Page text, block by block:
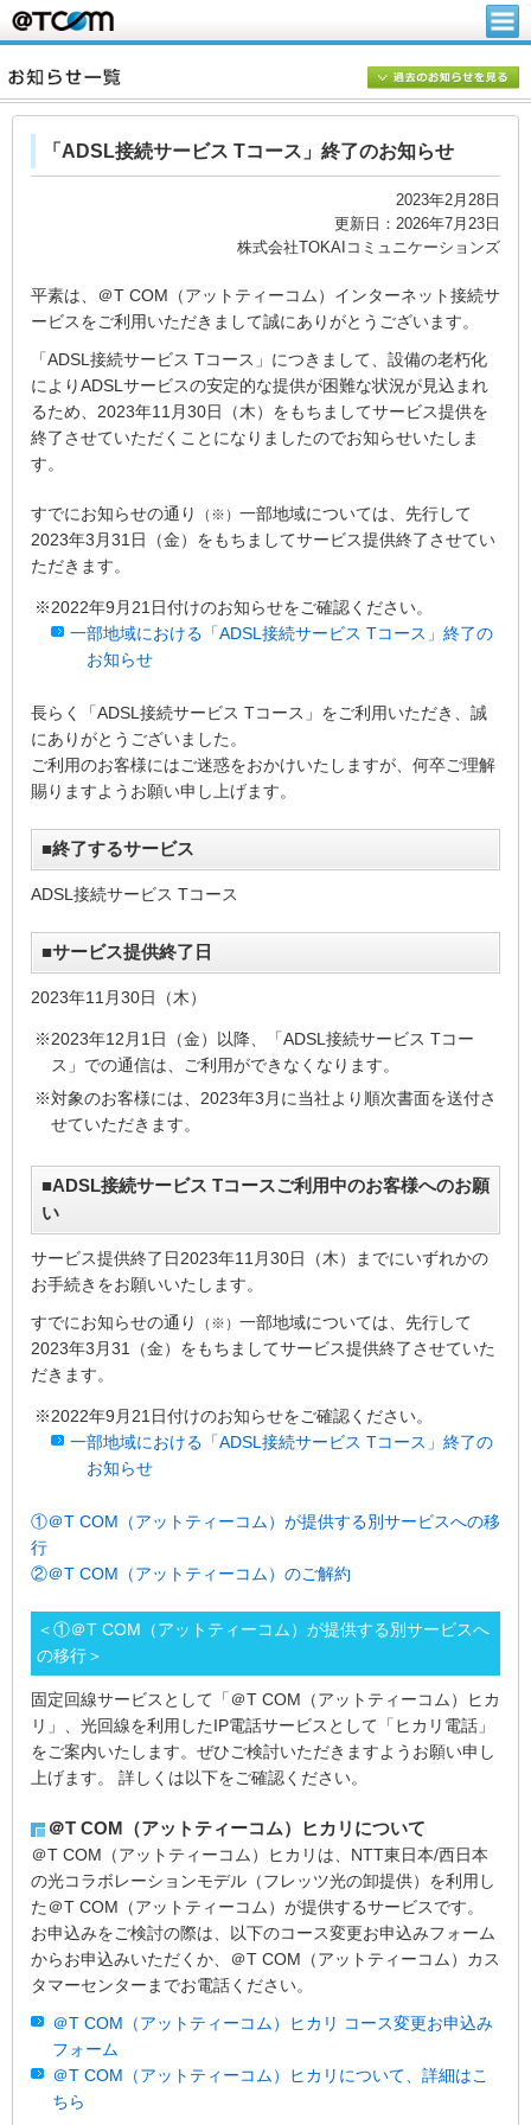
「ADSL接続サービス Tコース」終了のお知らせ
2023年2月28日
更新日：2026年7月23日
株式会社TOKAIコミュニケーションズ
平素は、＠T COM（アットティーコム）インターネット接続サ
ービスをご利用いただきまして誠にありがとうございます。
「ADSL接続サービス Tコース」につきまして、設備の老朽化
によりADSLサービスの安定的な提供が困難な状況が見込まれ
るため、2023年11月30日（木）をもちましてサービス提供を
終了させていただくことになりましたのでお知らせいたしま
す。
すでにお知らせの通り （※） 一部地域については、先行して
2023年3月31日（金）をもちましてサービス提供終了させてい
ただきます。
※2022年9月21日付けのお知らせをご確認ください。
一部地域における「ADSL接続サービス Tコース」終了の
お知らせ
長らく「ADSL接続サービス Tコース」をご利用いただき、誠
にありがとうございました。
ご利用のお客様にはご迷惑をおかけいたしますが、何卒ご理解
賜りますようお願い申し上げます。
■終了するサービス
ADSL接続サービス Tコース
■サービス提供終了日
2023年11月30日（木）
※2023年12月1日（金）以降、「ADSL接続サービス Tコー
ス」での通信は、ご利用ができなくなります。
※対象のお客様には、2023年3月に当社より順次書面を送付さ
せていただきます。
■ADSL接続サービス Tコースご利用中のお客様へのお願
い
サービス提供終了日2023年11月30日（木）までにいずれかの
お手続きをお願いいたします。
すでにお知らせの通り （※） 一部地域については、先行して
2023年3月31（金）をもちましてサービス提供終了させていた
だきます。
※2022年9月21日付けのお知らせをご確認ください。
一部地域における「ADSL接続サービス Tコース」終了の
お知らせ
①＠T COM（アットティーコム）が提供する別サービスへの移
行
②＠T COM（アットティーコム）のご解約
＜①＠T COM（アットティーコム）が提供する別サービスへ
の移行＞
固定回線サービスとして「＠T COM（アットティーコム）ヒカ
リ」、光回線を利用したIP電話サービスとして「ヒカリ電話」
をご案内いたします。ぜひご検討いただきますようお願い申し
上げます。 詳しくは以下をご確認ください。
＠T COM（アットティーコム）ヒカリについて
＠T COM（アットティーコム）ヒカリは、NTT東日本/西日本
の光コラボレーションモデル（フレッツ光の卸提供）を利用し
た＠T COM（アットティーコム）が提供するサービスです。
お申込みをご検討の際は、以下のコース変更お申込みフォーム
からお申込みいただくか、＠T COM（アットティーコム）カス
タマーセンターまでお電話ください。
＠T COM（アットティーコム）ヒカリ コース変更お申込み
フォーム
＠T COM（アットティーコム）ヒカリについて、詳細はこ
ちら